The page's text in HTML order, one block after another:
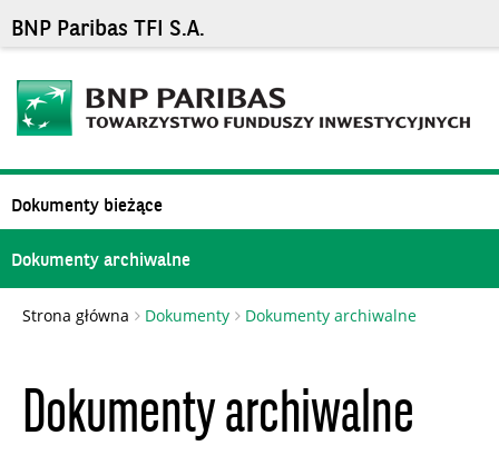
BNP Paribas TFI S.A.
Dokumenty bieżące
Dokumenty archiwalne
Strona główna Dokumenty Dokumenty archiwalne
Dokumenty archiwalne